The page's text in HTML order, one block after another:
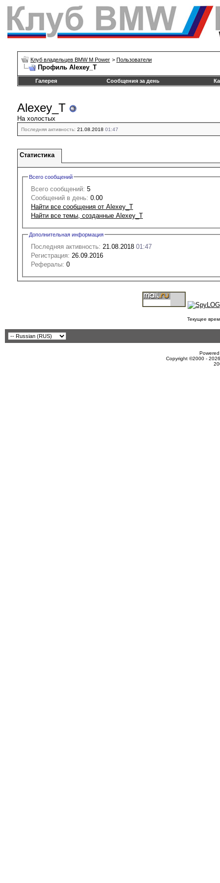
Клуб владельцев BMW M Power > Пользователи
Профиль Alexey_T
Галерея Сообщения за день
Alexey_T
На холостых
Последняя активность: 21.08.2018 01:47
Статистика
Всего сообщений
Всего сообщений: 5
Сообщений в день: 0.00
Найти все сообщения от Alexey_T
Найти все темы, созданные Alexey_T
Дополнительная информация
Последняя активность: 21.08.2018 01:47
Регистрация: 26.09.2016
Рефералы: 0
Текущее
Copyright ©2000 -